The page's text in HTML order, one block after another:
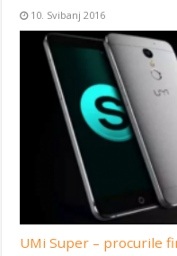
10. Svibanj 2016
UMi Super – procurile